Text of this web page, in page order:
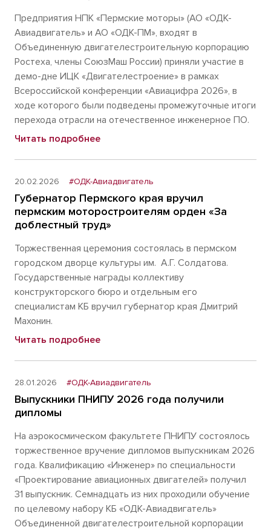
Предприятия НПК «Пермские моторы» (АО «ОДК-
Авиадвигатель» и АО «ОДК-ПМ», входят в
Объединенную двигателестроительную корпорацию
Ростеха, члены СоюзМаш России) приняли участие в
демо-дне ИЦК «Двигателестроение» в рамках
Всероссийской конференции «Авиацифра 2026», в
ходе которого были подведены промежуточные итоги
перехода отрасли на отечественное инженерное ПО.
Читать подробнее
20.02.2026 #ОДК-Авиадвигатель
Губернатор Пермского края вручил
пермским моторостроителям орден «За
доблестный труд»
Торжественная церемония состоялась в пермском
городском дворце культуры им. А.Г. Солдатова.
Государственные награды коллективу
конструкторского бюро и отдельным его
специалистам КБ вручил губернатор края Дмитрий
Махонин.
Читать подробнее
28.01.2026 #ОДК-Авиадвигатель
Выпускники ПНИПУ 2026 года получили
дипломы
На аэрокосмическом факультете ПНИПУ состоялось
торжественное вручение дипломов выпускникам 2026
года. Квалификацию «Инженер» по специальности
«Проектирование авиационных двигателей» получил
31 выпускник. Семнадцать из них проходили обучение
по целевому набору КБ «ОДК-Авиадвигатель»
Объединенной двигателестроительной корпорации